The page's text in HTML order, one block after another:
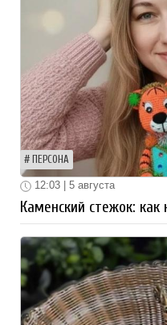
ПЕРСОНА
12:03 | 5 августа
Каменский стежок: